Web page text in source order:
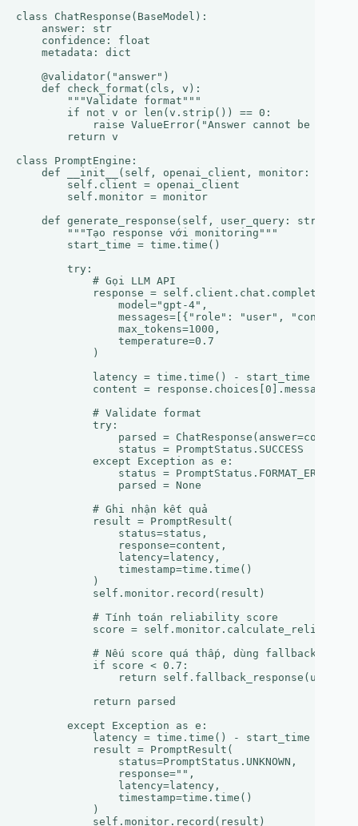
class ChatResponse(BaseModel):
    answer: str
    confidence: float
    metadata: dict
    @validator("answer")
    def check_format(cls, v):
        """Validate format"""
        if not v or len(v.strip()) == 0:
raise ValueError("Answer cannot be
        return v
class PromptEngine:
def __init__(self, openai_client, monitor:
        self.client = openai_client
        self.monitor = monitor
def generate_response(self, user_query: str) ->
        """Tạo response với monitoring"""
        start_time = time.time()
        try:
            # Gọi LLM API
response =
                model="gpt-4",
messages=[{"role": "user",
                max_tokens=1000,
                temperature=0.7
            )
            latency = time.time() - start_time
content =
            # Validate format
            try:
parsed =
                status = PromptStatus.SUCCESS
            except Exception as e:
                status = PromptStatus.FORMAT_ERROR
                parsed = None
            # Ghi nhận kết quả
            result = PromptResult(
                status=status,
                response=content,
                latency=latency,
                timestamp=time.time()
            )
            self.monitor.record(result)
            # Tính toán reliability score
score =
            # Nếu score quá thấp, dùng fallback
            if score < 0.7:
return
            return parsed
        except Exception as e:
            latency = time.time() - start_time
            result = PromptResult(
                status=PromptStatus.UNKNOWN,
                response="",
                latency=latency,
                timestamp=time.time()
            )
            self.monitor.record(result)